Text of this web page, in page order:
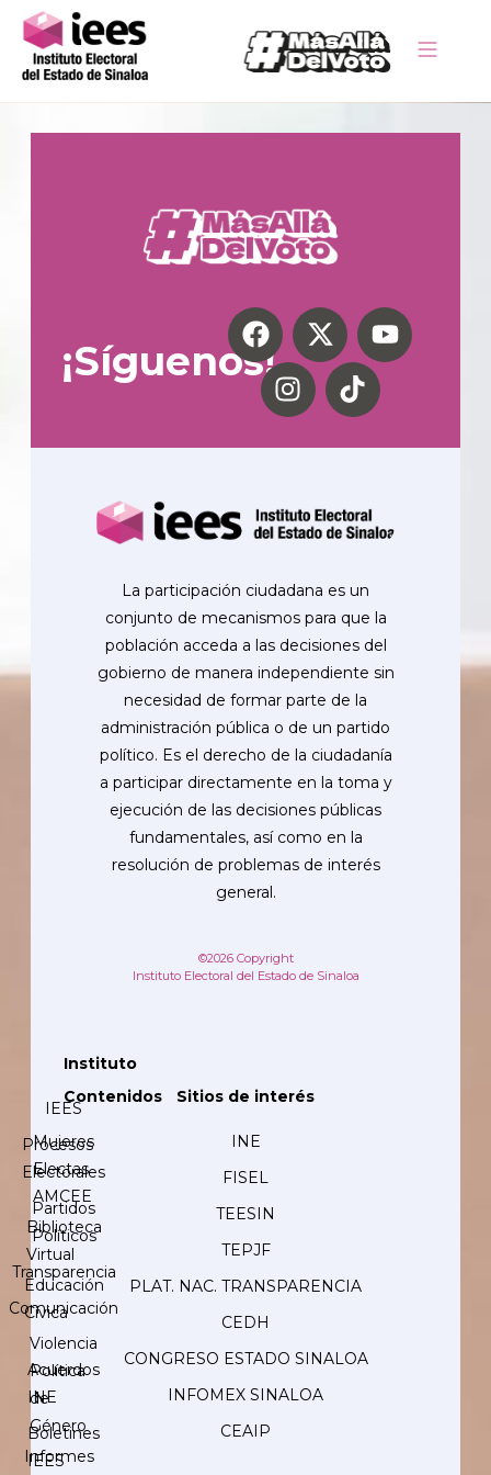
¡Síguenos!
La participación ciudadana es un
conjunto de mecanismos para que la
población acceda a las decisiones del
gobierno de manera independiente sin
necesidad de formar parte de la
administración pública o de un partido
político. Es el derecho de la ciudadanía
a participar directamente en la toma y
ejecución de las decisiones públicas
fundamentales, así como en la
resolución de problemas de interés
general.
©2026 Copyright
Instituto Electoral del Estado de Sinaloa
Instituto
IEES
Procesos
Electorales
Partidos
Políticos
Transparencia
Comunicación
Acuerdos
INE
Boletines
IEES
Contenidos
Mujeres
Electas
AMCEE
Biblioteca
Virtual
Educación
Cívica
Violencia
Política
de
Género
Informes
Sitios de interés
INE
FISEL
TEESIN
TEPJF
PLAT. NAC. TRANSPARENCIA
CEDH
CONGRESO ESTADO SINALOA
INFOMEX SINALOA
CEAIP